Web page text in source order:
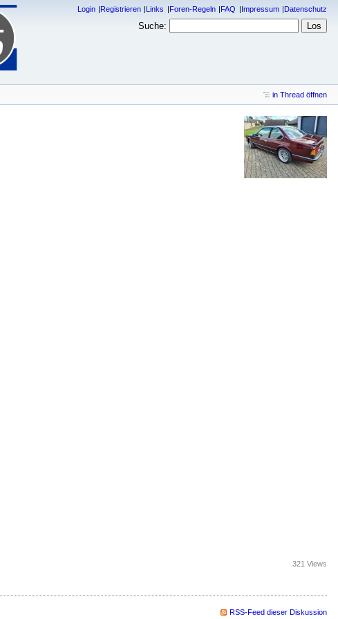
Login Registrieren Links Foren-Regeln FAQ Impressum Datenschutz
Suche:
in Thread öffnen
321 Views
RSS-Feed dieser Diskussion